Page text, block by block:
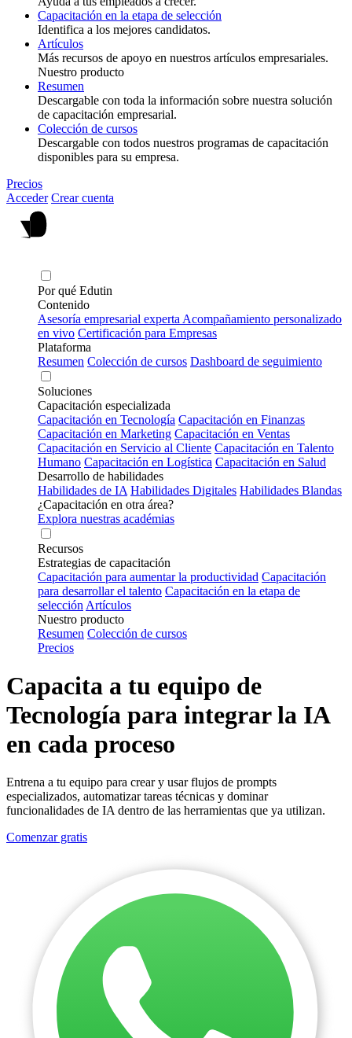
Capacitación en la etapa de selección
Identifica a los mejores candidatos.
Artículos
Más recursos de apoyo en nuestros artículos empresariales.
Nuestro producto
Resumen
Descargable con toda la información sobre nuestra solución
de capacitación empresarial.
Colección de cursos
Descargable con todos nuestros programas de capacitación
disponibles para su empresa.
Precios
Acceder Crear cuenta
Por qué Edutin
Contenido
Asesoría empresarial experta Acompañamiento personalizado
en vivo Certificación para Empresas
Plataforma
Resumen Colección de cursos Dashboard de seguimiento
Soluciones
Capacitación especializada
Capacitación en Tecnología Capacitación en Finanzas
Capacitación en Marketing Capacitación en Ventas
Capacitación en Servicio al Cliente Capacitación en Talento
Humano Capacitación en Logística Capacitación en Salud
Desarrollo de habilidades
Habilidades de IA Habilidades Digitales Habilidades Blandas
¿Capacitación en otra área?
Explora nuestras académias
Recursos
Estrategias de capacitación
Capacitación para aumentar la productividad Capacitación
para desarrollar el talento Capacitación en la etapa de
selección Artículos
Nuestro producto
Resumen Colección de cursos
Precios
Capacita a tu equipo de
Tecnología para integrar la IA
en cada proceso
Entrena a tu equipo para crear y usar flujos de prompts
especializados, automatizar tareas técnicas y dominar
funcionalidades de IA dentro de las herramientas que ya utilizan.
Comenzar gratis